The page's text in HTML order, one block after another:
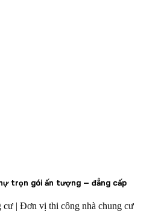
trọn gói ấn tượng – đẳng cấp